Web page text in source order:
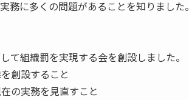
に多くの問題があることを知りました。
組織罰を実現する会を創設しました。
創設すること
の実務を見直すこと